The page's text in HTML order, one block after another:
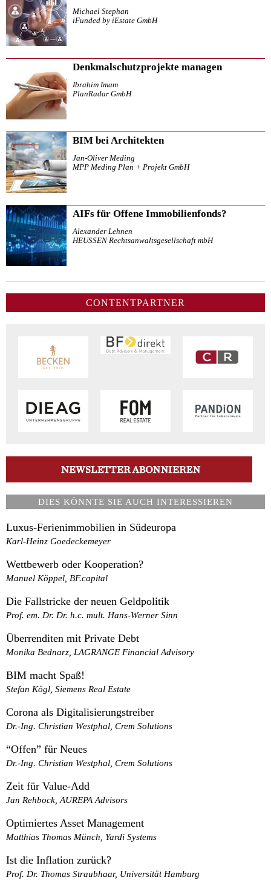
Michael Stephan
iFunded by iEstate GmbH
Denkmalschutzprojekte managen
Ibrahim Imam
PlanRadar GmbH
BIM bei Architekten
Jan-Oliver Meding
MPP Meding Plan + Projekt GmbH
AIFs für Offene Immobilienfonds?
Alexander Lehnen
HEUSSEN Rechtsanwaltsgesellschaft mbH
CONTENTPARTNER
DIES KÖNNTE SIE AUCH INTERESSIEREN
Luxus-Ferienimmobilien in Südeuropa
Karl-Heinz Goedeckemeyer
Wettbewerb oder Kooperation?
Manuel Köppel, BF.capital
Die Fallstricke der neuen Geldpolitik
Prof. em. Dr. Dr. h.c. mult. Hans-Werner Sinn
Überrenditen mit Private Debt
Monika Bednarz, LAGRANGE Financial Advisory
BIM macht Spaß!
Stefan Kögl, Siemens Real Estate
Corona als Digitalisierungstreiber
Dr.-Ing. Christian Westphal, Crem Solutions
“Offen” für Neues
Dr.-Ing. Christian Westphal, Crem Solutions
Zeit für Value-Add
Jan Rehbock, AUREPA Advisors
Optimiertes Asset Management
Matthias Thomas Münch, Yardi Systems
Ist die Inflation zurück?
Prof. Dr. Thomas Straubhaar, Universität Hamburg